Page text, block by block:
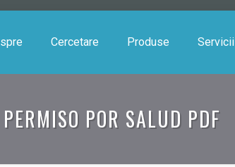
Cercetare Produse Servicii
POR SALUD PDF